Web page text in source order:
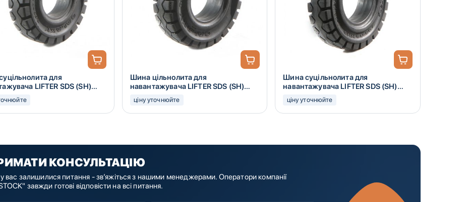
для
LIFTER SDS (SH)
Шина цільнолита для
навантажувача LIFTER SDS (SH)
6.50-10
ціну уточнюйте
Шина суцільнолита для
навантажувача LIFTER SDS (SH)
7.00-12
ціну уточнюйте
КОНСУЛЬТАЦІЮ
вас залишилися питання - зв’яжіться з нашими менеджерами. Оператори компанії
завжди готові відповісти на всі питання.